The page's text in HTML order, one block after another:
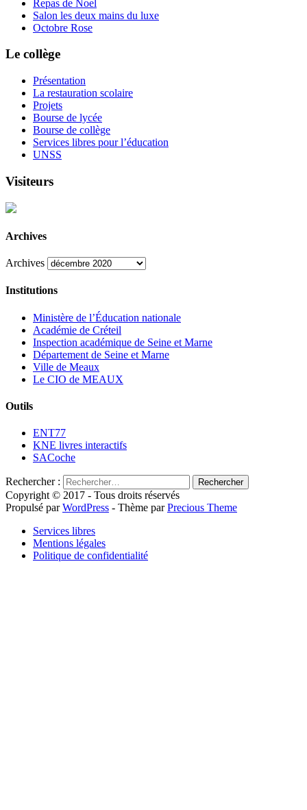
Repas de Noel
Salon les deux mains du luxe
Octobre Rose
Le collège
Présentation
La restauration scolaire
Projets
Bourse de lycée
Bourse de collège
Services libres pour l’éducation
UNSS
Visiteurs
Archives
Archives
Institutions
Ministère de l’Éducation nationale
Académie de Créteil
Inspection académique de Seine et Marne
Département de Seine et Marne
Ville de Meaux
Le CIO de MEAUX
Outils
ENT77
KNE livres interactifs
SACoche
Rechercher :
Copyright © 2017 - Tous droits réservés
Propulsé parWordPress - Thème parPrecious Theme
Services libres
Mentions légales
Politique de confidentialité